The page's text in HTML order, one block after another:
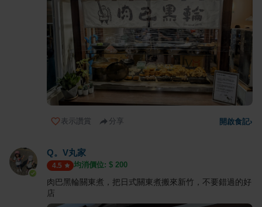
表示讚賞 分享 開啟食記›
Q。V丸家
4.5 均消價位: $ 200
肉巴黑輪關東煮，把日式關東煮搬來新竹，不要錯過的好
店